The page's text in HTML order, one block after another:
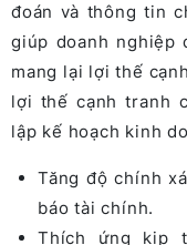
đoán và thông tin
giúp doanh nghiệp
mang lại lợi thế
lợi thế cạnh tranh
lập kế hoạch kinh
Tăng độ chính
báo tài chính.
Thích ứng kịp